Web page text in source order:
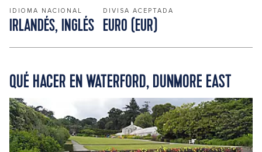
IDIOMA NACIONAL
IRLANDÉS, INGLÉS
DIVISA ACEPTADA
EURO (EUR)
QUÉ HACER EN WATERFORD, DUNMORE EAST